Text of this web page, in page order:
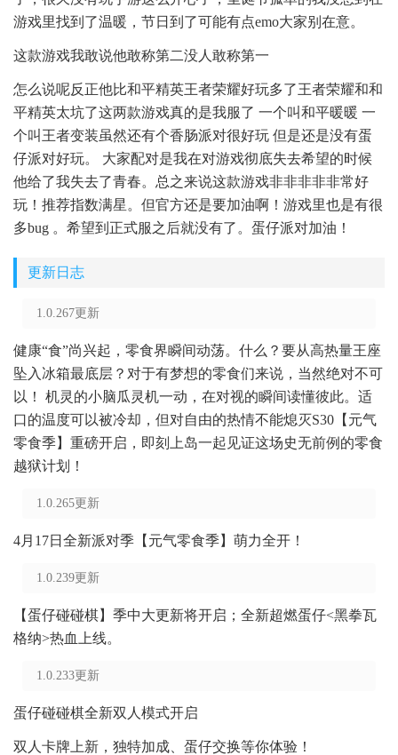
游戏里找到了温暖，节日到了可能有点emo大家别在意。
这款游戏我敢说他敢称第二没人敢称第一
怎么说呢反正他比和平精英王者荣耀好玩多了王者荣耀和和
平精英太坑了这两款游戏真的是我服了 一个叫和平暖暖 一
个叫王者变装虽然还有个香肠派对很好玩 但是还是没有蛋
仔派对好玩。 大家配对是我在对游戏彻底失去希望的时候
他给了我失去了青春。总之来说这款游戏非非非非非常好
玩！推荐指数满星。但官方还是要加油啊！游戏里也是有很
多bug 。希望到正式服之后就没有了。蛋仔派对加油！
更新日志
1.0.267更新
健康“食”尚兴起，零食界瞬间动荡。什么？要从高热量王座
坠入冰箱最底层？对于有梦想的零食们来说，当然绝对不可
以！ 机灵的小脑瓜灵机一动，在对视的瞬间读懂彼此。适
口的温度可以被冷却，但对自由的热情不能熄灭S30【元气
零食季】重磅开启，即刻上岛一起见证这场史无前例的零食
越狱计划！
1.0.265更新
4月17日全新派对季【元气零食季】萌力全开！
1.0.239更新
【蛋仔碰碰棋】季中大更新将开启；全新超燃蛋仔<黑拳瓦
格纳>热血上线。
1.0.233更新
蛋仔碰碰棋全新双人模式开启
双人卡牌上新，独特加成、蛋仔交换等你体验！